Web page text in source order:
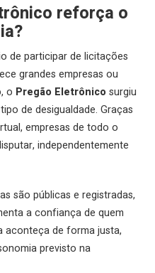
reforça o
de participar de licitações
grandes empresas ou
o Pregão Eletrônico surgiu
de desigualdade. Graças
empresas de todo o
independentemente
são públicas e registradas,
a confiança de quem
aconteça de forma justa,
previsto na